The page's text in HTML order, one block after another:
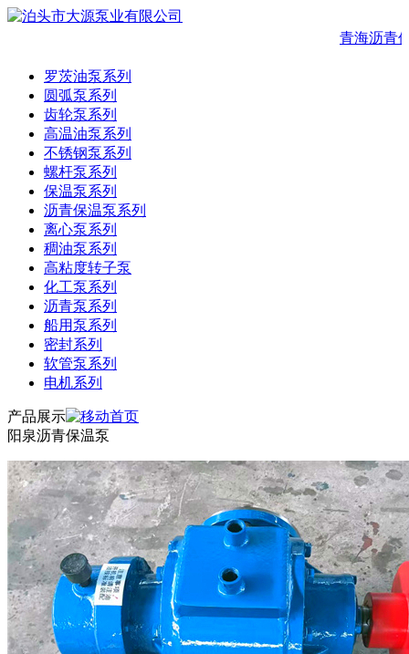
青海沥青
罗茨油泵系列
圆弧泵系列
齿轮泵系列
高温油泵系列
不锈钢泵系列
螺杆泵系列
保温泵系列
沥青保温泵系列
离心泵系列
稠油泵系列
高粘度转子泵
化工泵系列
沥青泵系列
船用泵系列
密封系列
软管泵系列
电机系列
产品展示
阳泉沥青保温泵